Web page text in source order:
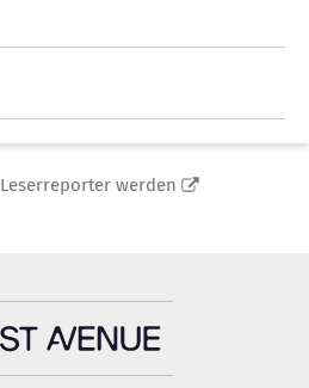
Leserreporter werden